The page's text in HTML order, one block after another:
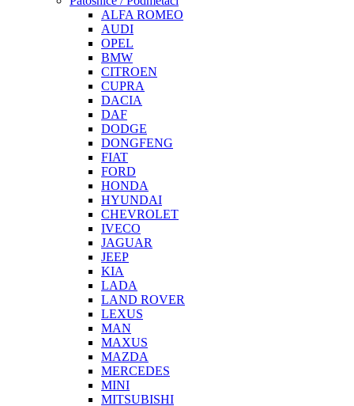
ALFA ROMEO
AUDI
OPEL
BMW
CITROEN
CUPRA
DACIA
DAF
DODGE
DONGFENG
FIAT
FORD
HONDA
HYUNDAI
CHEVROLET
IVECO
JAGUAR
JEEP
KIA
LADA
LAND ROVER
LEXUS
MAN
MAXUS
MAZDA
MERCEDES
MINI
MITSUBISHI